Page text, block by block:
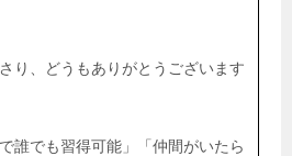
り、どうもありがとうございます
誰でも習得可能」「仲間がいたら